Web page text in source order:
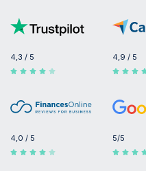
4,3 / 5 4,9 / 5
4,0 / 5 5/5